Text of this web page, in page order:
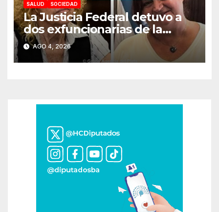
SALUD
SOCIEDAD
La Justicia Federal detuvo a
dos exfuncionarias de la
ANMAT y el INAME por la
causa del fentanilo
contaminado
AGO 4, 2026